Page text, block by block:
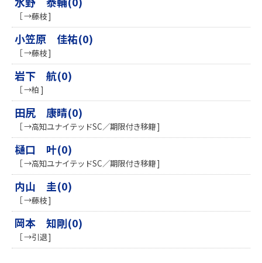
［ →藤枝 ]
小笠原 佳祐(0)
［ →藤枝 ]
岩下 航(0)
［ →柏 ]
田尻 康晴(0)
［ →高知ユナイテッドSC／期限付き移籍 ]
樋口 叶(0)
［ →高知ユナイテッドSC／期限付き移籍 ]
内山 圭(0)
［ →藤枝 ]
岡本 知剛(0)
［ →引退 ]